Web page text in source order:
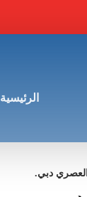
الرئيسية
دبي.